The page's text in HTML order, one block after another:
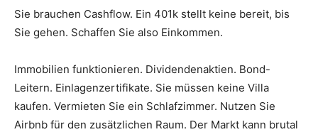
Sie brauchen Cashflow. Ein 401k stellt keine bereit, bis
Sie gehen. Schaffen Sie also Einkommen.
Immobilien funktionieren. Dividendenaktien. Bond-
Leitern. Einlagenzertifikate. Sie müssen keine Villa
kaufen. Vermieten Sie ein Schlafzimmer. Nutzen Sie
Airbnb für den zusätzlichen Raum. Der Markt kann brutal